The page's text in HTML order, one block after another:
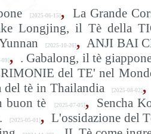
[2025-06-15] , La Grande
Longjing, il Tè della
[2025-10-26] , ANJI BAI
09] , . Gabalong, il tè
del TE' nel
del tè in Thailandia [2025-08-02] ,
buon tè [2025-07-05] , Sencha
[2025-05-01] , L'ossidazione del